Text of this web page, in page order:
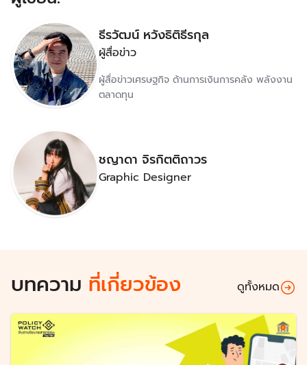
ธีรวัฒน์ หวังธิติธีรกุล
ผู้สื่อข่าว
ผู้สื่อข่าวเศรษฐกิจ ด้านการเงินการคลัง พลังงาน
ตลาดทุน
ชญาดา จิรกิตติถาวร
Graphic Designer
บทความ ที่เกี่ยวข้อง ดูทั้งหมด